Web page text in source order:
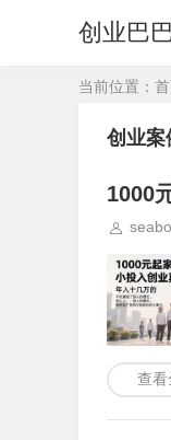
创业巴
当前位置：
创业案
1000
查看